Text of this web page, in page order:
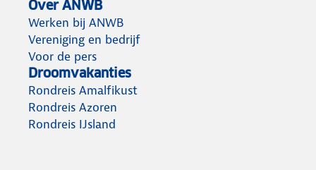
Over ANWB
Werken bij ANWB
Vereniging en bedrijf
Voor de pers
Droomvakanties
Rondreis Amalfikust
Rondreis Azoren
Rondreis IJsland